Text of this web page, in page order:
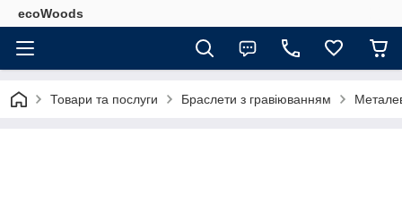
ecoWoods
Товари та послуги Браслети з гравіюванням